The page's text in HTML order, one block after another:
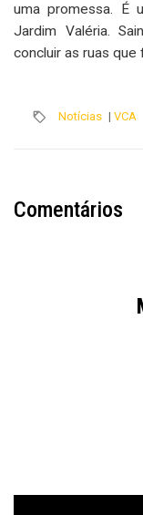
uma promessa. É
Jardim Valéria.
concluir as ruas que
Notícias | VCA
Comentários